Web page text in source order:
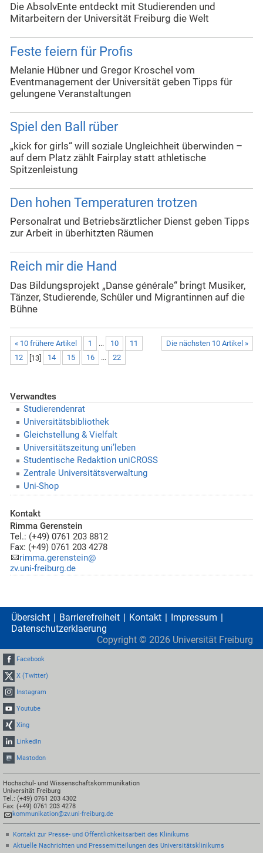
Die AbsolvEnte entdeckt mit Studierenden und
Mitarbeitern der Universität Freiburg die Welt
Feste feiern für Profis
Melanie Hübner und Gregor Kroschel vom
Eventmanagement der Universität geben Tipps für
gelungene Veranstaltungen
Spiel den Ball rüber
„kick for girls“ will soziale Ungleichheit überwinden –
auf dem Platz zählt Fairplay statt athletische
Spitzenleistung
Den hohen Temperaturen trotzen
Personalrat und Betriebsärztlicher Dienst geben Tipps
zur Arbeit in überhitzten Räumen
Reich mir die Hand
Das Bildungsprojekt „Danse générale“ bringt Musiker,
Tänzer, Studierende, Schüler und Migrantinnen auf die
Bühne
« 10 frühere Artikel Die nächsten 10 Artikel »
1 ... 10
11
12
[13] 14 15 16 ... 22
Verwandtes
Studierendenrat
Universitätsbibliothek
Gleichstellung & Vielfalt
Universitätszeitung uni’leben
Studentische Redaktion uniCROSS
Zentrale Universitätsverwaltung
Uni-Shop
Kontakt
Rimma Gerenstein
Tel.: (+49) 0761 203 8812
Fax: (+49) 0761 203 4278
rimma.gerenstein@
zv.uni-freiburg.de
Übersicht Barrierefreiheit Kontakt
Impressum
Datenschutzerklaerung
Copyright © 2026 Universität Freiburg
Facebook
X (Twitter)
Instagram
Youtube
Xing
LinkedIn
Mastodon
Hochschul- und Wissenschaftskommunikation
Universität Freiburg
Tel.: (+49) 0761 203 4302
Fax: (+49) 0761 203 4278
kommunikation@zv.uni-freiburg.de
Kontakt zur Presse- und Öffentlichkeitsarbeit des Klinikums
Aktuelle Nachrichten und Pressemitteilungen des Universitätsklinikums